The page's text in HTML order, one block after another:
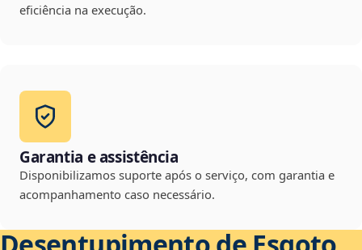
eficiência na execução.
Garantia e assistência
Disponibilizamos suporte após o serviço, com garantia e
acompanhamento caso necessário.